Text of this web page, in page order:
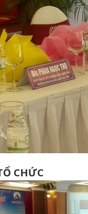
CHỨC